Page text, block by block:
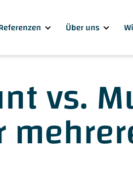
Über uns
vs.